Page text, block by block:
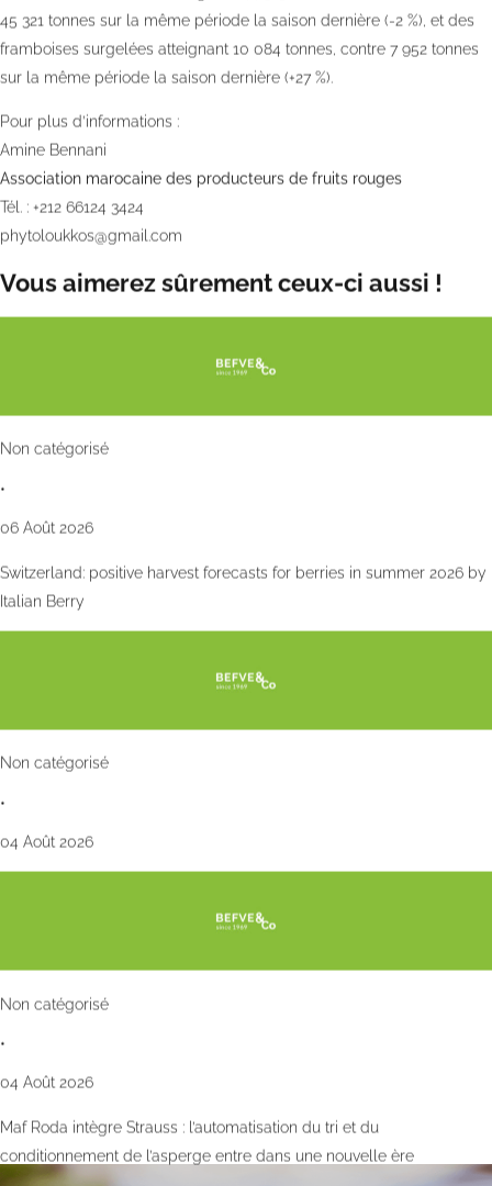
45 321 tonnes sur la même période la saison dernière (-2 %), et des
framboises surgelées atteignant 10 084 tonnes, contre 7 952 tonnes
sur la même période la saison dernière (+27 %).
Pour plus d’informations :
Amine Bennani
Association marocaine des producteurs de fruits rouges
Tél. : +212 66124 3424
phytoloukkos@gmail.com
Vous aimerez sûrement ceux-ci aussi !
Non catégorisé
•
06 Août 2026
Switzerland: positive harvest forecasts for berries in summer 2026 by
Italian Berry
Non catégorisé
•
04 Août 2026
Non catégorisé
•
04 Août 2026
Maf Roda intègre Strauss : l’automatisation du tri et du
conditionnement de l’asperge entre dans une nouvelle ère